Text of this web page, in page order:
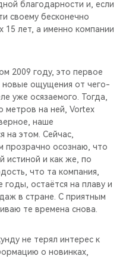
благодарности и, если
своему бесконечно
15 лет, а именно компании
2009 году, это первое
новые ощущения от чего-
уже осязаемого. Тогда,
метров на ней, Vortex
наше
на этом. Сейчас,
прозрачно осознаю, что
истиной и как же, по
что та компания,
остаётся на плаву и
в стране. С приятным
те времена снова.
не терял интерес к
о новинках,